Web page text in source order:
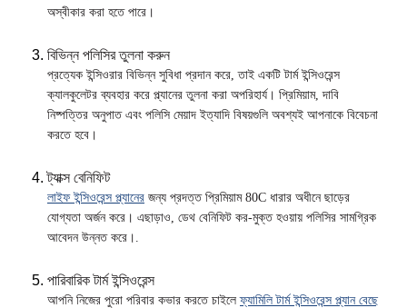
অস্বীকার করা হতে পারে।
বিভিন্ন পলিসির তুলনা করুন
প্রত্যেক ইন্সিওরার বিভিন্ন সুবিধা প্রদান করে, তাই একটি টার্ম ইন্সিওরেন্স
ক্যালকুলেটর ব্যবহার করে প্ল্যানের তুলনা করা অপরিহার্য। প্রিমিয়াম, দাবি
নিষ্পত্তির অনুপাত এবং পলিসি মেয়াদ ইত্যাদি বিষয়গুলি অবশ্যই আপনাকে বিবেচনা
করতে হবে।
ট্যাক্স বেনিফিট
লাইফ ইন্সিওরেন্স প্ল্যানের জন্য প্রদত্ত প্রিমিয়াম 80C ধারার অধীনে ছাড়ের
যোগ্যতা অর্জন করে। এছাড়াও, ডেথ বেনিফিট কর-মুক্ত হওয়ায় পলিসির সামগ্রিক
আবেদন উন্নত করে।.
পারিবারিক টার্ম ইন্সিওরেন্স
আপনি নিজের পুরো পরিবার কভার করতে চাইলেফ্যামিলি টার্ম‌ ইন্সিওরেন্স প্ল্যান বেছে